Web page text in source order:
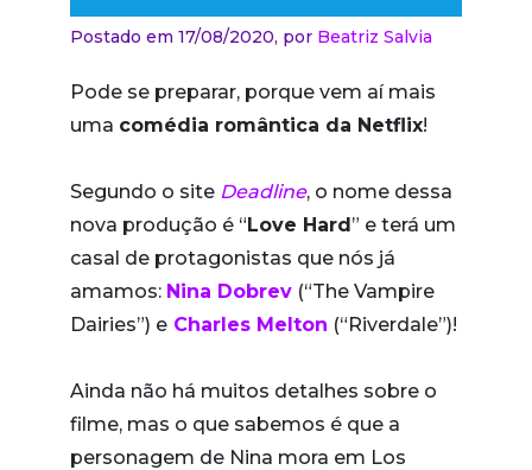
Postado em 17/08/2020, por Beatriz Salvia
Pode se preparar, porque vem aí mais
uma comédia romântica da Netflix!
Segundo o site Deadline, o nome dessa
nova produção é “Love Hard” e terá um
casal de protagonistas que nós já
amamos: Nina Dobrev (“The Vampire
Dairies”) e Charles Melton (“Riverdale”)!
Ainda não há muitos detalhes sobre o
filme, mas o que sabemos é que a
personagem de Nina mora em Los